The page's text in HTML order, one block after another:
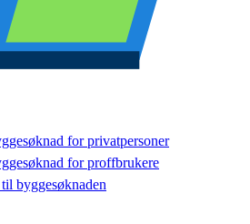
for privatpersoner
for proffbrukere
byggesøknaden